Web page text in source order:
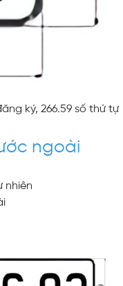
ký, 266.59 số thứ tự
ngoài
nhiên